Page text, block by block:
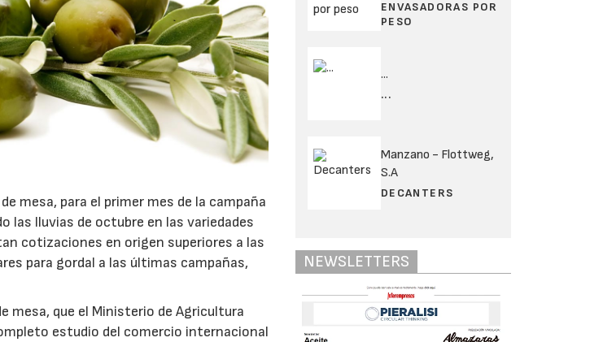
mesa, para el primer mes de la campaña
las lluvias de octubre en las variedades
cotizaciones en origen superiores a las
para gordal a las últimas campañas,
mesa, que el Ministerio de Agricultura
estudio del comercio internacional
ENVASADORAS POR
PESO
...
...
Manzano - Flottweg,
S.A
DECANTERS
NEWSLETTERS